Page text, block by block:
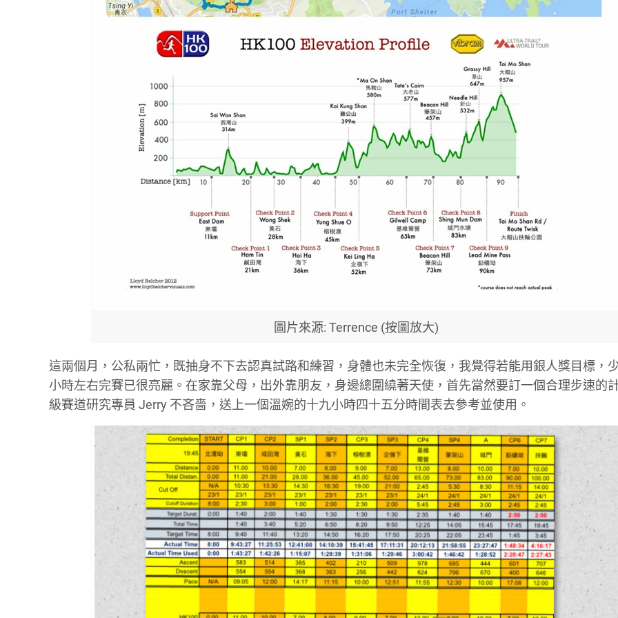
圖片來源: Terrence (按圖放大)
這兩個月，公私兩忙，既抽身不下去認真試路和練習，身體也未完全恢復，我覺得若能用銀人獎目標，
小時左右完賽已很亮麗。在家靠父母，出外靠朋友，身邊總圍繞著天使，首先當然要訂一個合理步速的
級賽道研究專員 Jerry 不吝嗇，送上一個溫婉的十九小時四十五分時間表去參考並使用。